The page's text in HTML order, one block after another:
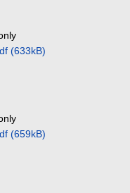
(633kB)
(659kB)